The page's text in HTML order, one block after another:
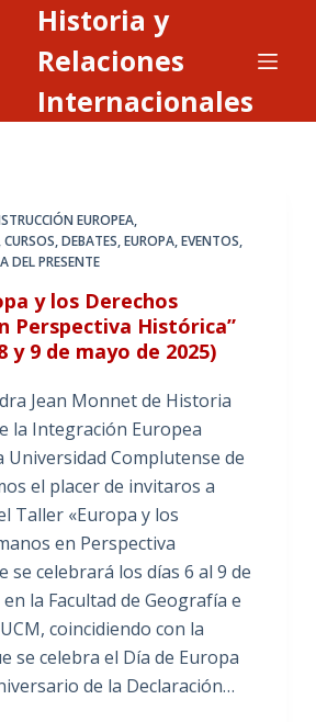
Historia y
Relaciones
Internacionales
EUROPEA,
,CURSOS,DEBATES,EUROPA,EVENTOS,
DEL PRESENTE
y los Derechos
Perspectiva Histórica”
y 9 de mayo de 2025)
Jean Monnet de Historia
la Integración Europea
Universidad Complutense de
el placer de invitaros a
Taller «Europa y los
en Perspectiva
se celebrará los días 6 al 9 de
la Facultad de Geografía e
coincidiendo con la
se celebra el Día de Europa
de la Declaración…